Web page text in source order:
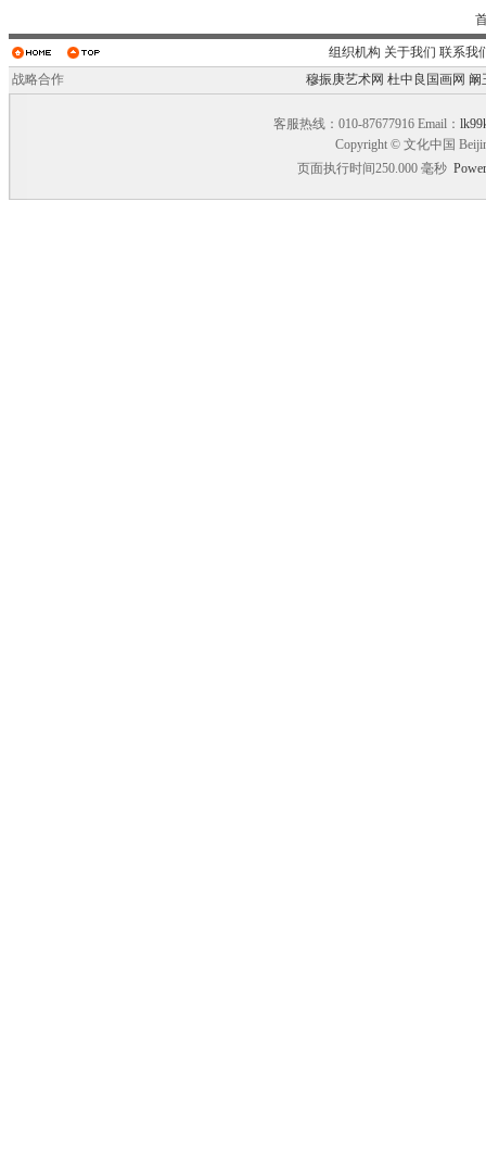
组织机构 关于我们 联系我
战略合作
穆振庚艺术网 杜中良国画网 阚
客服热线：010-87677916 Email：
Copyright © 文化中国
页面执行时间250.000 毫秒